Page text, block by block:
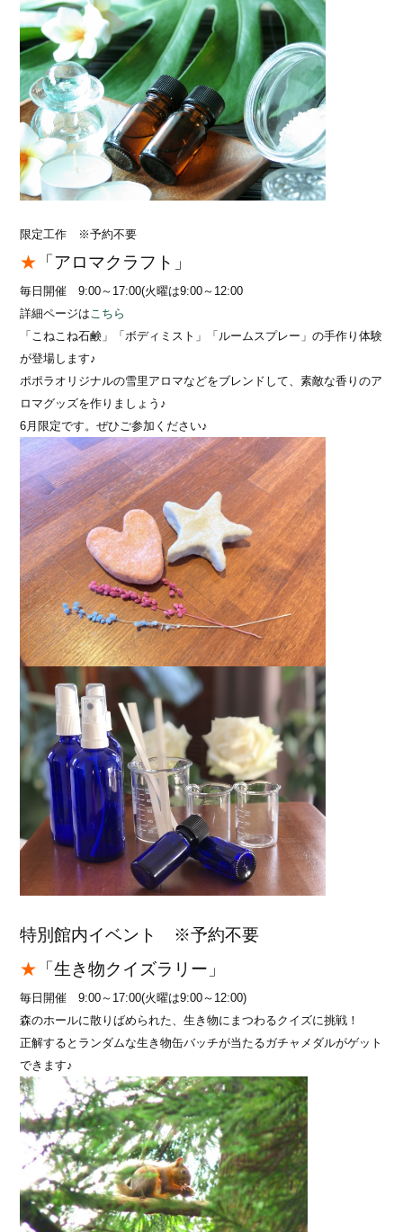
限定工作 ※予約不要
★ 「アロマクラフト」
毎日開催 9:00～17:00(火曜は9:00～12:00
詳細ページは こちら
「こねこね石鹸」「ボディミスト」「ルームスプレー」の手作り体験
が登場します♪
ポポラオリジナルの雪里アロマなどをブレンドして、素敵な香りのア
ロマグッズを作りましょう♪
6月限定です。ぜひご参加ください♪
特別館内イベント ※予約不要
★ 「生き物クイズラリー」
毎日開催 9:00～17:00(火曜は9:00～12:00)
森のホールに散りばめられた、生き物にまつわるクイズに挑戦！
正解するとランダムな生き物缶バッチが当たるガチャメダルがゲット
できます♪